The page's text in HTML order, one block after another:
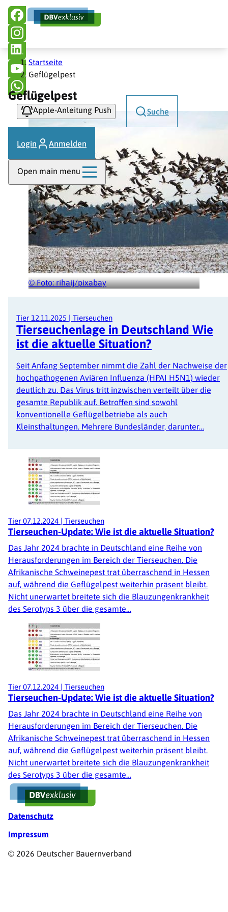
Direkt
zum
Inhalt
Hauptnavigation
Apple-Anleitung Push Suche
Login Anmelden
Open main menu
Pfadnavigation
Startseite
Geflügelpest
Geflügelpest
© Foto: rihaij/pixabay
Tier 12.11.2025 | Tierseuchen
Tierseuchenlage in Deutschland Wie
ist die aktuelle Situation?
Seit Anfang September nimmt die Zahl der Nachweise der
hochpathogenen Aviären Influenza (HPAI H5N1) wieder
deutlich zu. Das Virus tritt inzwischen verteilt über die
gesamte Republik auf. Betroffen sind sowohl
konventionelle Geflügelbetriebe als auch
Kleinsthaltungen. Mehrere Bundesländer, darunter…
Tier 07.12.2024 | Tierseuchen
Tierseuchen-Update: Wie ist die aktuelle Situation?
Das Jahr 2024 brachte in Deutschland eine Reihe von
Herausforderungen im Bereich der Tierseuchen. Die
Afrikanische Schweinepest trat überraschend in Hessen
auf, während die Geflügelpest weiterhin präsent bleibt.
Nicht unerwartet breitete sich die Blauzungenkrankheit
des Serotyps 3 über die gesamte…
Tier 07.12.2024 | Tierseuchen
Tierseuchen-Update: Wie ist die aktuelle Situation?
Das Jahr 2024 brachte in Deutschland eine Reihe von
Herausforderungen im Bereich der Tierseuchen. Die
Afrikanische Schweinepest trat überraschend in Hessen
auf, während die Geflügelpest weiterhin präsent bleibt.
Nicht unerwartet breitete sich die Blauzungenkrankheit
des Serotyps 3 über die gesamte…
Fußzeile
Datenschutz
Impressum
© 2026 Deutscher Bauernverband